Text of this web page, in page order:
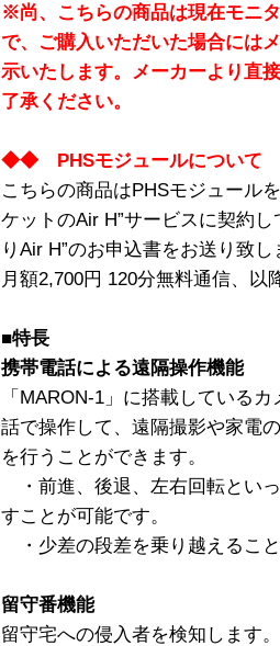
※尚、こちらの商品は現在モニ
で、ご購入いただいた場合には
示いたします。メーカーより直
了承ください。
◆◆ PHSモジュールについ
こちらの商品はPHSモジュール
ケットのAir H”サービスに契約
りAir H”のお申込書をお送り致
月額2,700円 120分無料通信、以
■特長
携帯電話による遠隔操作機能
「MARON-1」に搭載している
話で操作して、遠隔撮影や家電
を行うことができます。
・前進、後退、左右回転とい
すことが可能です。
・少差の段差を乗り越えるこ
留守番機能
留守宅への侵入者を検知します